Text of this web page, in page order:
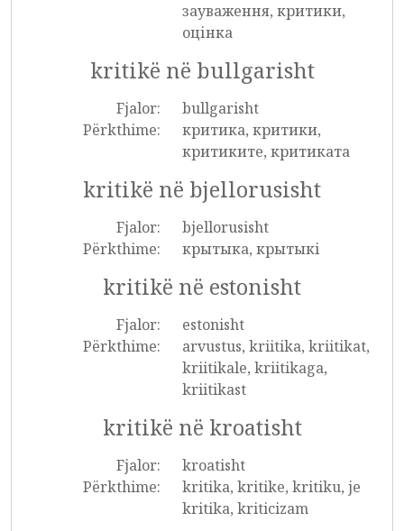
зауваження, критики,
оцінка
kritikë në bullgarisht
Fjalor:
bullgarisht
Përkthime:
критика, критики,
критиките, критиката
kritikë në bjellorusisht
Fjalor:
bjellorusisht
Përkthime:
крытыка, крытыкі
kritikë në estonisht
Fjalor:
estonisht
Përkthime:
arvustus, kriitika, kriitikat,
kriitikale, kriitikaga,
kriitikast
kritikë në kroatisht
Fjalor:
kroatisht
Përkthime:
kritika, kritike, kritiku, je
kritika, kriticizam